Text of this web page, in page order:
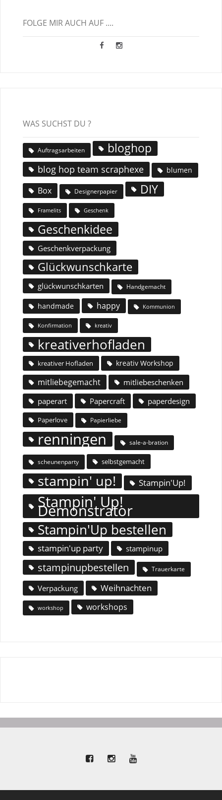
FOLGE MIR AUCH AUF ....
WAS SUCHST DU ?
Auftragsarbeiten bloghop
blog hop team scraphexe blumen
Box Designerpapier DIY
Framelits Geschenk
Geschenkidee
Geschenkverpackung
Glückwunschkarte
glückwunschkarten Handgemacht
handmade happy Kommunion
Konfirmation kreativ
kreativerhofladen
kreativer Hofladen kreativ Workshop
mitliebegemacht
mitliebeschenken
paperart
Papercraft paperdesign
Paperlove Papierliebe
renningen sale-a-bration
scheunenparty selbstgemacht
stampin' up! Stampin'Up!
Stampin' Up!
Demonstrator
Stampin'Up bestellen
stampin'up party stampinup
stampinupbestellen Trauerkarte
Verpackung Weihnachten
workshop workshops